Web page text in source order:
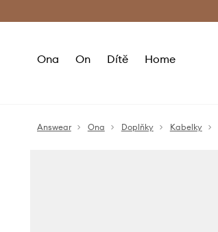
Ona On Dítě Home
Answear Ona Doplňky Kabelky